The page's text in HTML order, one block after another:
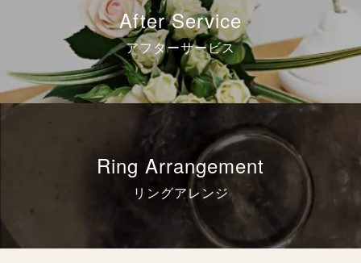
After Service
アフターサービス
Ring Arrangement
リングアレンジ